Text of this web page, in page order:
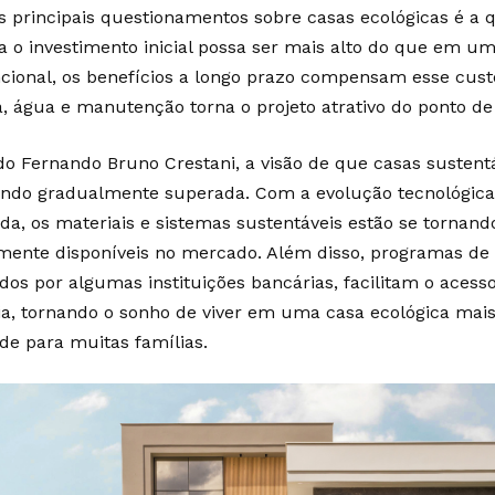
principais questionamentos sobre casas ecológicas é a
o investimento inicial possa ser mais alto do que em
os benefícios a longo prazo compensam esse
água e manutenção torna o projeto atrativo do ponto
Fernando Bruno Crestani, a visão de que casas
gradualmente superada. Com a evolução
os materiais e sistemas sustentáveis estão se
disponíveis no mercado. Além disso, programas
por algumas instituições bancárias, facilitam o
tornando o sonho de viver em uma casa ecológica
para muitas famílias.